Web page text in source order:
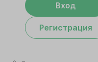
Вход
Регистрация